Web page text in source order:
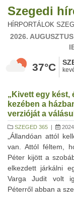
Szegedi
HÍRPORTÁLOK
2026.
37°C
„Kivett egy kést,
kezében a
verzióját a
SZEGED 365 |
„Állandóan attól
van. Attól féltem,
Péter kijött a
elkezdett járkálni
Varga Judit volt
Péterről abban a